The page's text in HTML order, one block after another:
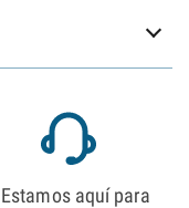
Estamos aquí para